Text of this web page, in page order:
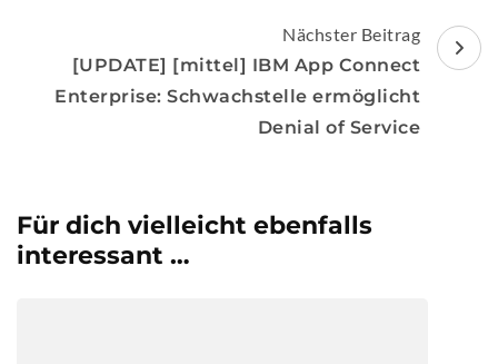
Nächster Beitrag
[UPDATE] [mittel] IBM App Connect
Enterprise: Schwachstelle ermöglicht
Denial of Service
Für dich vielleicht ebenfalls
interessant …